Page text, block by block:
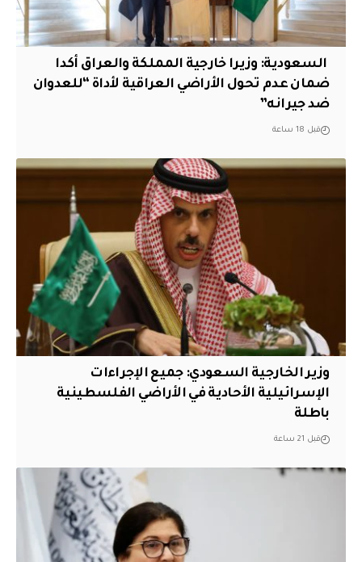
‏ السعودية: وزيرا خارجية المملكة والعراق أكدا
ضمان عدم تحول الأراضي العراقية لأداة “للعدوان
ضد جيرانه”
قبل 18 ساعة
وزير الخارجية السعودي: جميع الإجراءات
الإسرائيلية الأحادية في الأراضي الفلسطينية
باطلة
قبل 21 ساعة